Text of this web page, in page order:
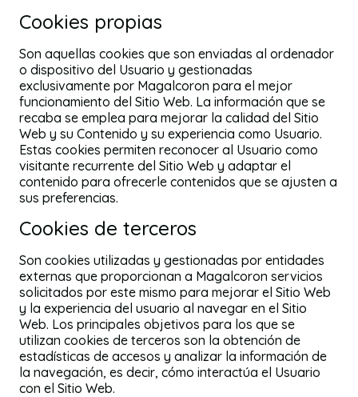
Cookies propias
Son aquellas cookies que son enviadas al ordenador
o dispositivo del Usuario y gestionadas
exclusivamente por Magalcoron para el mejor
funcionamiento del Sitio Web. La información que se
recaba se emplea para mejorar la calidad del Sitio
Web y su Contenido y su experiencia como Usuario.
Estas cookies permiten reconocer al Usuario como
visitante recurrente del Sitio Web y adaptar el
contenido para ofrecerle contenidos que se ajusten a
sus preferencias.
Cookies de terceros
Son cookies utilizadas y gestionadas por entidades
externas que proporcionan a Magalcoron servicios
solicitados por este mismo para mejorar el Sitio Web
y la experiencia del usuario al navegar en el Sitio
Web. Los principales objetivos para los que se
utilizan cookies de terceros son la obtención de
estadísticas de accesos y analizar la información de
la navegación, es decir, cómo interactúa el Usuario
con el Sitio Web.